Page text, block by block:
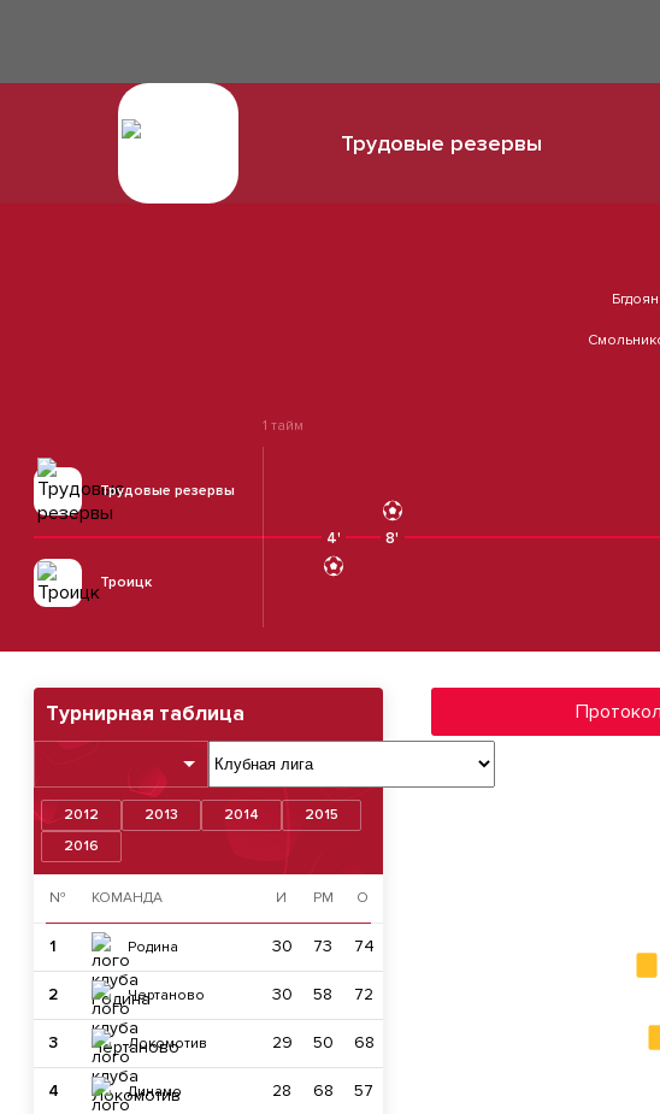
Трудовые резервы
Трудовые резервы
1 тайм
4' 8'
Троицк
Турнирная таблица
2012 2013 2014
2015
2016
№ КОМАНДА И РМ О
1 Родина 30 73 74
2 Чертаново 30 58 72
3 Локомотив 29 50 68
4 Динамо 28 68 57
Протокол